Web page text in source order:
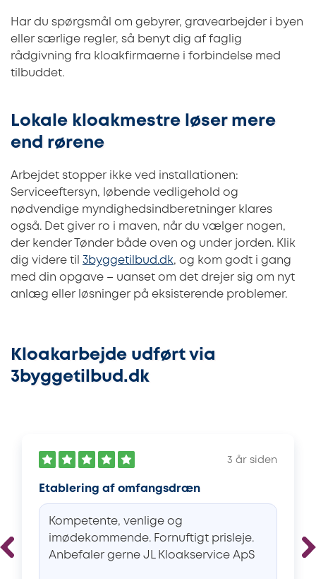
Har du spørgsmål om gebyrer, gravearbejder i byen
eller særlige regler, så benyt dig af faglig
rådgivning fra kloakfirmaerne i forbindelse med
tilbuddet.
Lokale kloakmestre løser mere
end rørene
Arbejdet stopper ikke ved installationen:
Serviceeftersyn, løbende vedligehold og
nødvendige myndighedsindberetninger klares
også. Det giver ro i maven, når du vælger nogen,
der kender Tønder både oven og under jorden. Klik
dig videre til 3byggetilbud.dk, og kom godt i gang
med din opgave – uanset om det drejer sig om nyt
anlæg eller løsninger på eksisterende problemer.
Kloakarbejde udført via
3byggetilbud.dk
3 år siden
Etablering af omfangsdræn
Kompetente, venlige og
imødekommende. Fornuftigt prisleje.
Anbefaler gerne JL Kloakservice ApS